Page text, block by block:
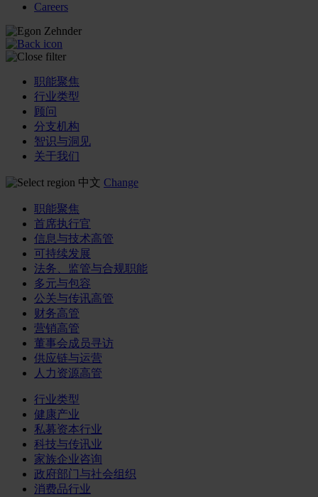
Careers
职能聚焦
行业类型
顾问
分支机构
智识与洞见
关于我们
中文 Change
职能聚焦
首席执行官
信息与技术高管
可持续发展
法务、监管与合规职能
多元与包容
公关与传讯高管
财务高管
营销高管
董事会成员寻访
供应链与运营
人力资源高管
行业类型
健康产业
私募资本行业
科技与传讯业
家族企业咨询
政府部门与社会组织
消费品行业